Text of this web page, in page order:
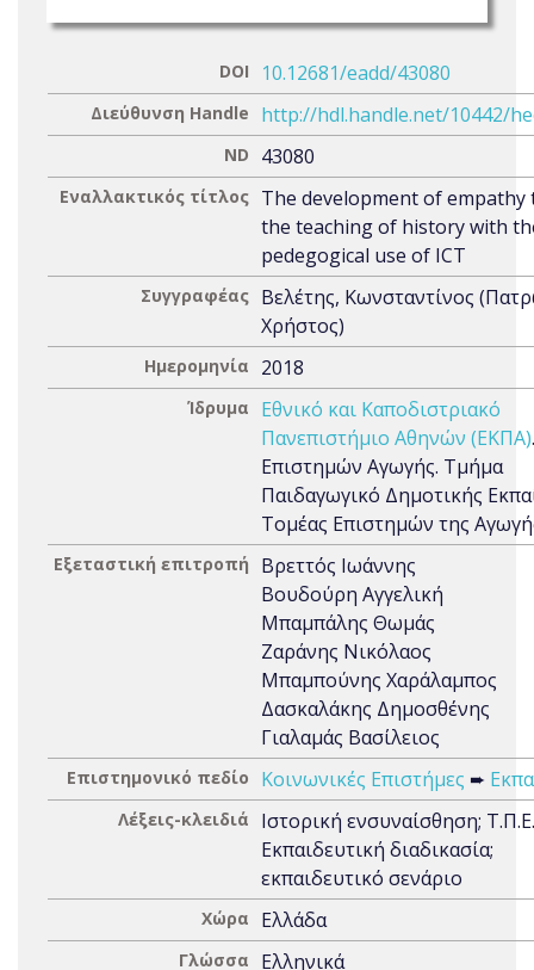
DOI 10.12681/eadd/43080
Διεύθυνση Handle http://hdl.handle.net/10442/
ND 43080
Εναλλακτικός τίτλος The development of
the teaching of history with
pedegogical use of ICT
Συγγραφέας Βελέτης, Κωνσταντίνος
Χρήστος)
Ημερομηνία 2018
Ίδρυμα
Εθνικό και Καποδιστριακό
Πανεπιστήμιο Αθηνών (ΕΚΠΑ)
Επιστημών Αγωγής. Τμήμα
Παιδαγωγικό Δημοτικής
Τομέας Επιστημών της
Εξεταστική επιτροπή
Βρεττός Ιωάννης
Βουδούρη Αγγελική
Μπαμπάλης Θωμάς
Ζαράνης Νικόλαος
Μπαμπούνης Χαράλαμπος
Δασκαλάκης Δημοσθένης
Γιαλαμάς Βασίλειος
Επιστημονικό πεδίο Κοινωνικές Επιστήμες ➨
Λέξεις-κλειδιά
Ιστορική ενσυναίσθηση;
Εκπαιδευτική διαδικασία;
εκπαιδευτικό σενάριο
Χώρα Ελλάδα
Γλώσσα Ελληνικά